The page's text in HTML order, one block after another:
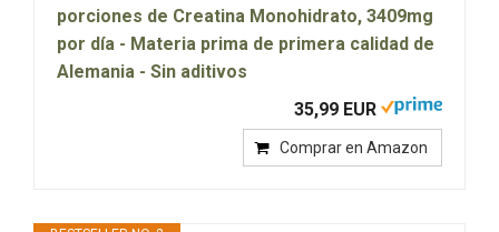
porciones de Creatina Monohidrato, 3409mg
por día - Materia prima de primera calidad de
Alemania - Sin aditivos
35,99 EUR
Comprar en Amazon